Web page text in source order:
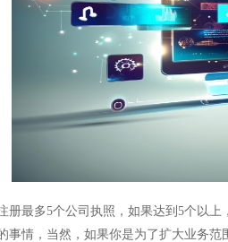
册最多5个公司执照，如果达到5个以
事情，当然，如果你是为了扩大业务